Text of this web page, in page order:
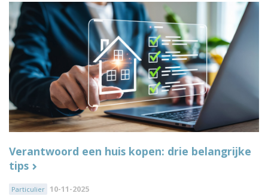
Verantwoord een huis kopen: drie belangrijke
tips
Particulier 10-11-2025